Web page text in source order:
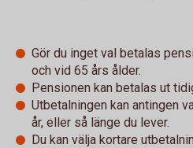
Gör du inget val betalas
och vid 65 års ålder.
Pensionen kan betalas ut
Utbetalningen kan antingen
år, eller så länge du lever.
Du kan välja kortare